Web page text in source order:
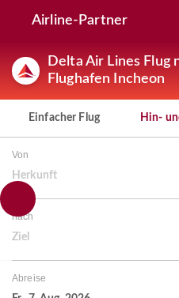
Airline-Partner
Delta Air Lines Flug
Flughafen Incheon
Einfacher Flug Hin-
Von
Herkunft
nach
Ziel
Abreise